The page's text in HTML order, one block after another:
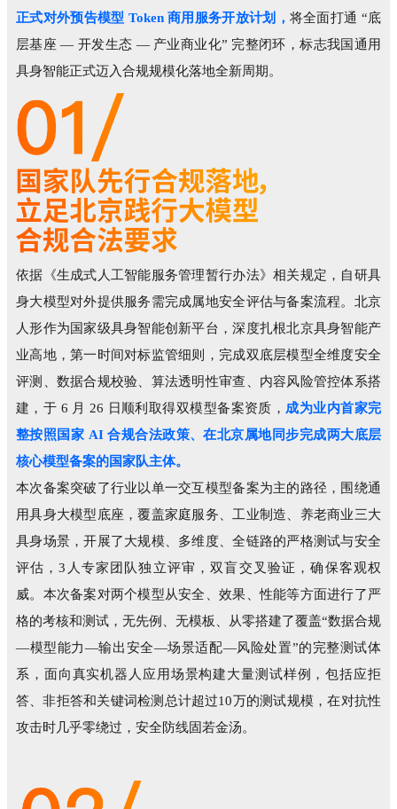
正式对外预告模型 Token 商用服务开放计划， 将全面打通 “底
层基座 — 开发生态 — 产业商业化” 完整闭环，标志我国通用
具身智能正式迈入合规规模化落地全新周期。
依据《生成式人工智能服务管理暂行办法》相关规定，自研具
身大模型对外提供服务需完成属地安全评估与备案流程。北京
人形作为国家级具身智能创新平台，深度扎根北京具身智能产
业高地，第一时间对标监管细则，完成双底层模型全维度安全
评测、数据合规校验、算法透明性审查、内容风险管控体系搭
建，于 6 月 26 日顺利取得双模型备案资质， 成为业内首家完
整按照国家 AI 合规合法政策、在北京属地同步完成两大底层
核心模型备案的国家队主体。
本次备案突破了行业以单一交互模型备案为主的路径，围绕通
用具身大模型底座，覆盖家庭服务、工业制造、养老商业三大
具身场景，开展了大规模、多维度、全链路的严格测试与安全
评估，3人专家团队独立评审，双盲交叉验证，确保客观权
威。本次备案对两个模型从安全、效果、性能等方面进行了严
格的考核和测试，无先例、无模板、从零搭建了覆盖“数据合规
—模型能力—输出安全—场景适配—风险处置”的完整测试体
系，面向真实机器人应用场景构建大量测试样例，包括应拒
答、非拒答和关键词检测总计超过10万的测试规模，在对抗性
攻击时几乎零绕过，安全防线固若金汤。